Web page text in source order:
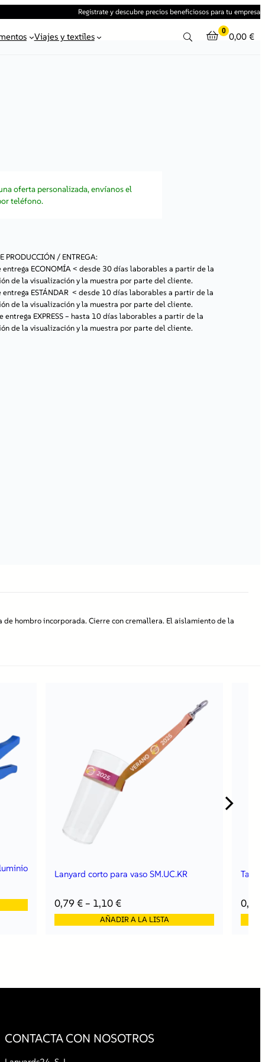
Registrate y descubre precios beneficiosos para tu empresa
Viajes y textiles 0 0,00 €
oferta personalizada, envíanos el
teléfono.
PRODUCCIÓN / ENTREGA:
entrega ECONOMÍA< desde 30 días laborables a partir de la
de la visualización y la muestra por parte del cliente.
entrega ESTÁNDAR < desde 10 días laborables a partir de la
de la visualización y la muestra por parte del cliente.
entrega EXPRESS– hasta 10 días laborables a partir de la
de la visualización y la muestra por parte del cliente.
de hombro incorporada. Cierre con cremallera. El aislamiento de la
Lanyard corto para vaso SM.UC.KR
0,79€ – 1,10€
AÑADIR A LA LISTA
Tapa
0,53
CONTACTA CON NOSOTROS